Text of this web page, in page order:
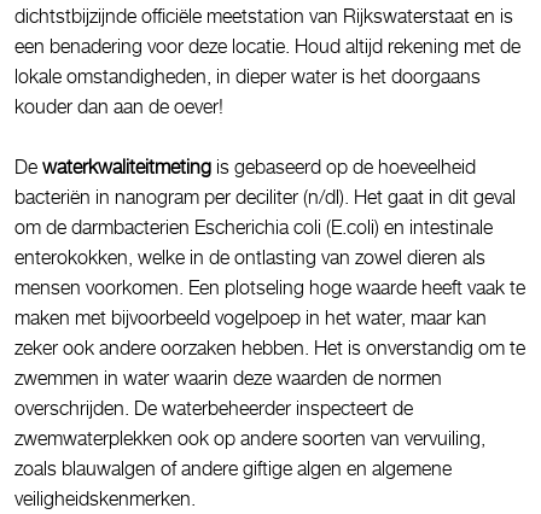
dichtstbijzijnde officiële meetstation van Rijkswaterstaat en is
een benadering voor deze locatie. Houd altijd rekening met de
lokale omstandigheden, in dieper water is het doorgaans
kouder dan aan de oever!
De waterkwaliteitmeting is gebaseerd op de hoeveelheid
bacteriën in nanogram per deciliter (n/dl). Het gaat in dit geval
om de darmbacterien Escherichia coli (E.coli) en intestinale
enterokokken, welke in de ontlasting van zowel dieren als
mensen voorkomen. Een plotseling hoge waarde heeft vaak te
maken met bijvoorbeeld vogelpoep in het water, maar kan
zeker ook andere oorzaken hebben. Het is onverstandig om te
zwemmen in water waarin deze waarden de normen
overschrijden. De waterbeheerder inspecteert de
zwemwaterplekken ook op andere soorten van vervuiling,
zoals blauwalgen of andere giftige algen en algemene
veiligheidskenmerken.